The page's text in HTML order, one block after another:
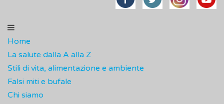
Home
La salute dalla A alla Z
Stili di vita, alimentazione e ambiente
Falsi miti e bufale
Chi siamo